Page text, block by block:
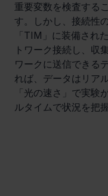
重要変数を検査する
す。しかし、接続性
「TIM」に装備され
トワーク接続し、収
ワークに送信できる
れば、データはリア
「光の速さ」で実験
ルタイムで状況を把